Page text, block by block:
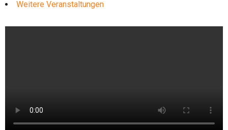
Weitere Veranstaltungen